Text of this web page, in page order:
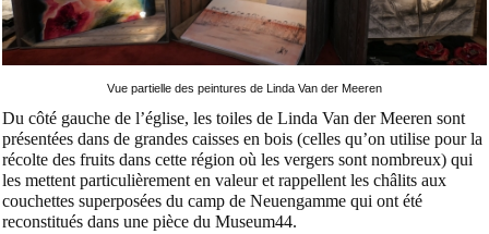
Vue partielle des peintures de Linda Van der Meeren
Du côté gauche de l’église, les toiles de Linda Van der Meeren sont
présentées dans de grandes caisses en bois (celles qu’on utilise pour la
récolte des fruits dans cette région où les vergers sont nombreux) qui
les mettent particulièrement en valeur et rappellent les châlits aux
couchettes superposées du camp de Neuengamme qui ont été
reconstitués dans une pièce du Museum44.